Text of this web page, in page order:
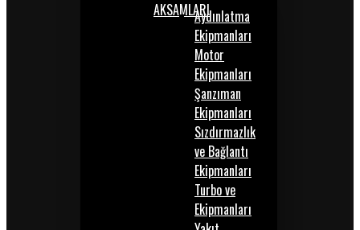
AKSAMLARIAydınlatma
Ekipmanları
Motor
Ekipmanları
Şanzıman
Ekipmanları
Sızdırmazlık
ve Bağlantı
Ekipmanları
Turbo ve
Ekipmanları